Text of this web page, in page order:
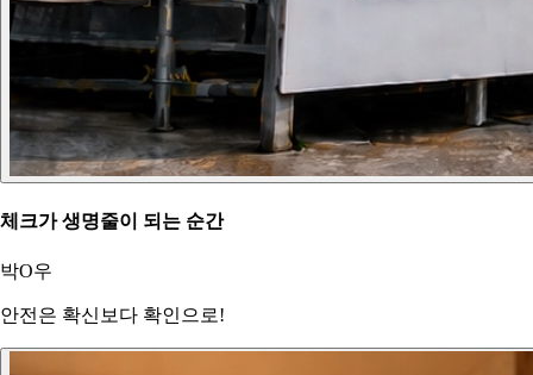
체크가 생명줄이 되는 순간
박O우
안전은 확신보다 확인으로!